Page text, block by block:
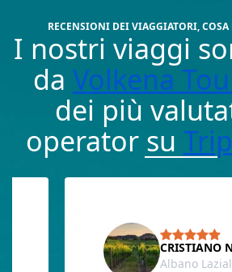
RECENSIONI DEI VIAGGIATORI,
I nostri viaggi
da Volkena
dei più
operator su
CRISTIANO N
Albano Laziale,